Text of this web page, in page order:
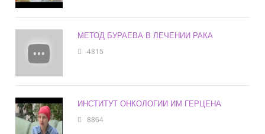
МЕТОД БУРАЕВА В ЛЕЧЕНИИ РАКА
4815
ИНСТИТУТ ОНКОЛОГИИ ИМ ГЕРЦЕНА
8864